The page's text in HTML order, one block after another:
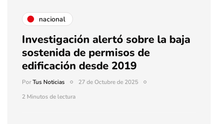
nacional
Investigación alertó sobre la baja
sostenida de permisos de
edificación desde 2019
PorTus Noticias
27 de Octubre de 2025
2 Minutos de lectura